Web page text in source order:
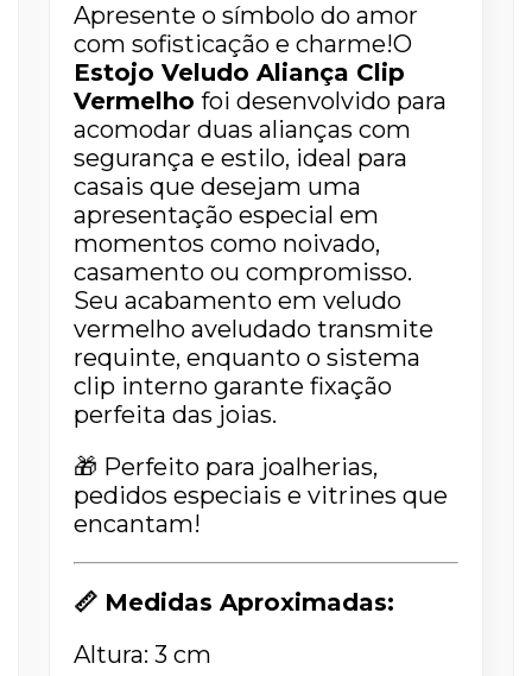
Apresente o símbolo do amor
com sofisticação e charme!O
Estojo Veludo Aliança Clip
Vermelho foi desenvolvido para
acomodar duas alianças com
segurança e estilo, ideal para
casais que desejam uma
apresentação especial em
momentos como noivado,
casamento ou compromisso.
Seu acabamento em veludo
vermelho aveludado transmite
requinte, enquanto o sistema
clip interno garante fixação
perfeita das joias.
🎁 Perfeito para joalherias,
pedidos especiais e vitrines que
encantam!
📏 Medidas Aproximadas:
Altura: 3 cm